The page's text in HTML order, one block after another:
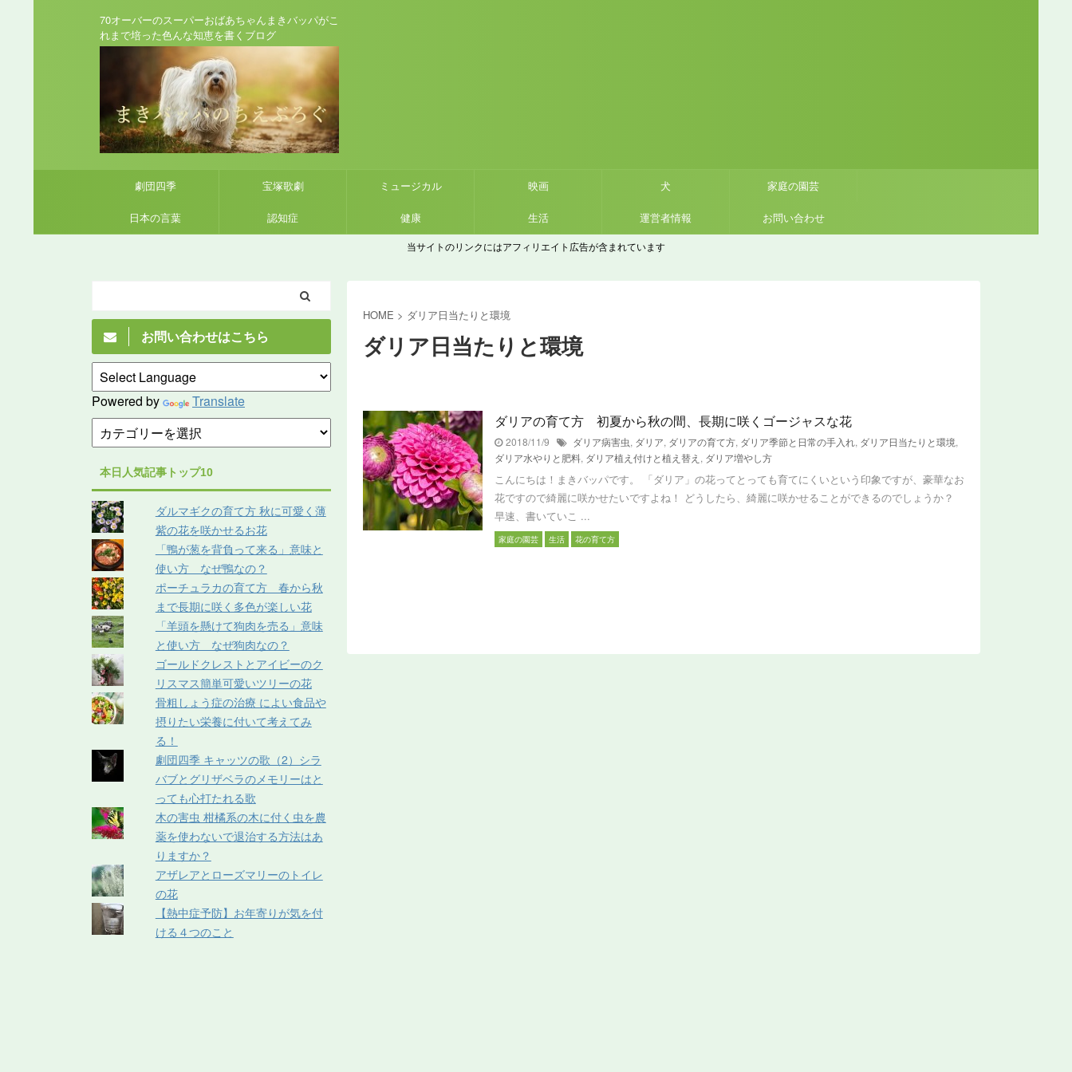
70オーバーのスーパーおばあちゃんまきバッパがこ
れまで培った色んな知恵を書くブログ
劇団四季 宝塚歌劇 ミュージカル 映画 犬 家庭の園芸
日本の言葉 認知症 健康 生活 運営者情報 お問い合わせ
当サイトのリンクにはアフィリエイト広告が含まれています
HOME > ダリア日当たりと環境
ダリア日当たりと環境
ダリアの育て方 初夏から秋の間、長期に咲くゴージャスな花
2018/11/9 ダリア病害虫, ダリア, ダリアの育て方, ダリア季節と日常の手入れ, ダリア日当たりと環境,
ダリア水やりと肥料, ダリア植え付けと植え替え , ダリア増やし方
こんにちは！まきバッパです。 「ダリア」の花ってとっても育てにくいという印象ですが、豪華なお
花ですので綺麗に咲かせたいですよね！ どうしたら、綺麗に咲かせることができるのでしょうか？
早速、書いていこ ...
家庭の園芸 生活 花の育て方
お問い合わせはこちら
Powered by Translate
本日人気記事トップ10
ダルマギクの育て方 秋に可愛く薄
紫の花を咲かせるお花
「鴨が葱を背負って来る」意味と
使い方 なぜ鴨なの？
ポーチュラカの育て方 春から秋
まで長期に咲く多色が楽しい花
「羊頭を懸けて狗肉を売る」意味
と使い方 なぜ狗肉なの？
ゴールドクレストとアイビーのク
リスマス簡単可愛いツリーの花
骨粗しょう症の治療 によい食品や
摂りたい栄養に付いて考えてみ
る！
劇団四季 キャッツの歌（2）シラ
バブとグリザベラのメモリーはと
っても心打たれる歌
木の害虫 柑橘系の木に付く虫を農
薬を使わないで退治する方法はあ
りますか？
アザレアとローズマリーのトイレ
の花
【熱中症予防】お年寄りが気を付
ける４つのこと